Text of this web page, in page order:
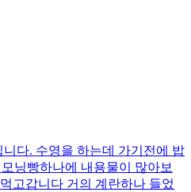
다. 수영을 하는데 가기전에 밥
닝빵하나에 내용물이 많아보
고갑니다 거의 계란하나 들었